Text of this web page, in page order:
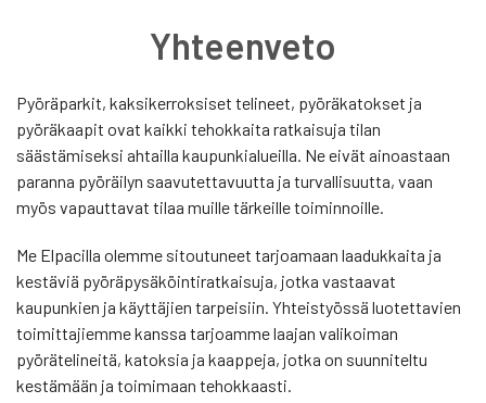
Yhteenveto
Pyöräparkit, kaksikerroksiset telineet, pyöräkatokset ja
pyöräkaapit ovat kaikki tehokkaita ratkaisuja tilan
säästämiseksi ahtailla kaupunkialueilla. Ne eivät ainoastaan
paranna pyöräilyn saavutettavuutta ja turvallisuutta, vaan
myös vapauttavat tilaa muille tärkeille toiminnoille.
Me Elpacilla olemme sitoutuneet tarjoamaan laadukkaita ja
kestäviä pyöräpysäköintiratkaisuja, jotka vastaavat
kaupunkien ja käyttäjien tarpeisiin. Yhteistyössä luotettavien
toimittajiemme kanssa tarjoamme laajan valikoiman
pyörätelineitä, katoksia ja kaappeja, jotka on suunniteltu
kestämään ja toimimaan tehokkaasti.